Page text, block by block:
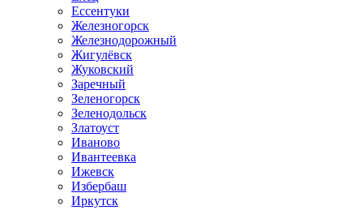
Ессентуки
Железногорск
Железнодорожный
Жигулёвск
Жуковский
Заречный
Зеленогорск
Зеленодольск
Златоуст
Иваново
Ивантеевка
Ижевск
Избербаш
Иркутск